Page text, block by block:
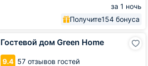
за 1 ночь
Получите154 бонуса
Гостевой дом Green Home
9.4 57 отзывов гостей